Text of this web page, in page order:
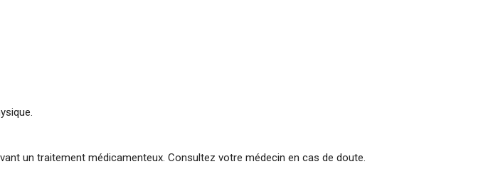
un traitement médicamenteux. Consultez votre médecin en cas de doute.